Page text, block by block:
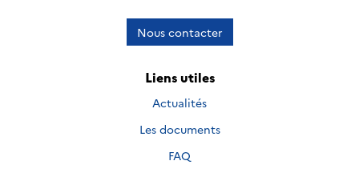
Nous contacter
Liens utiles
Actualités
Les documents
FAQ